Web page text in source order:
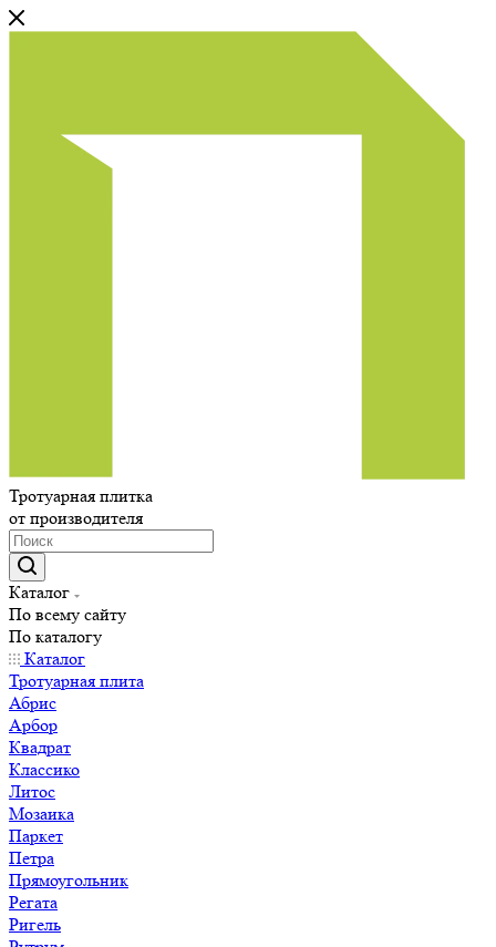
Тротуарная плитка
от производителя
Каталог
По всему сайту
По каталогу
Каталог
Тротуарная плита
Абрис
Арбор
Квадрат
Классико
Литос
Мозаика
Паркет
Петра
Прямоугольник
Регата
Ригель